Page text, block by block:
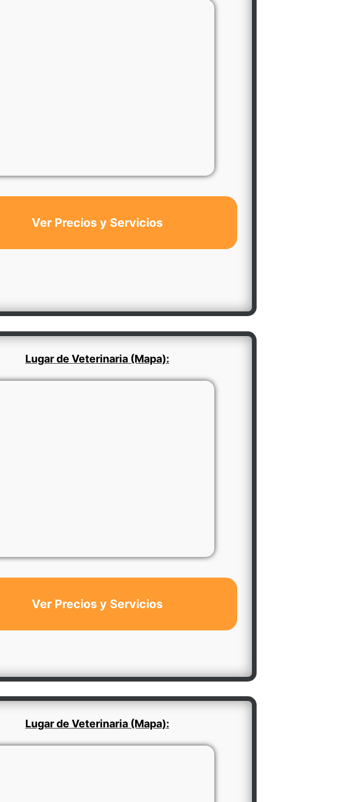
Ver Precios y Servicios
Lugar de Veterinaria (Mapa):
Ver Precios y Servicios
Lugar de Veterinaria (Mapa):